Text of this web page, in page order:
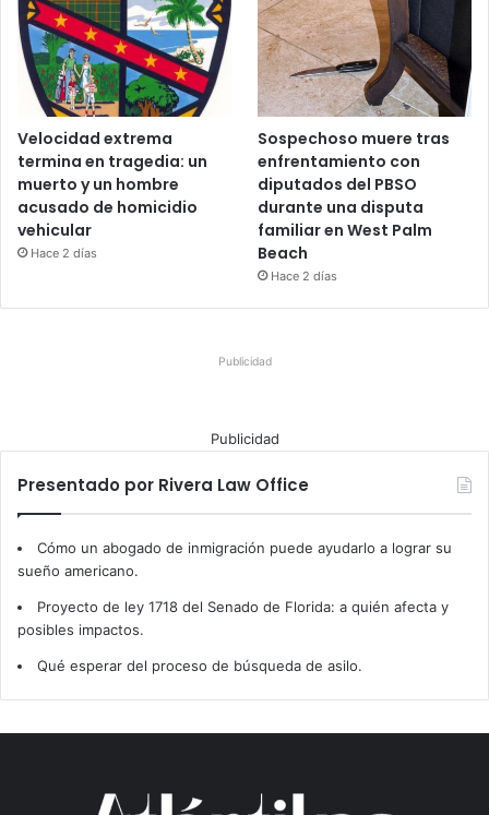
Velocidad extrema
termina en tragedia: un
muerto y un hombre
acusado de homicidio
vehicular
Hace 2 días
Sospechoso muere tras
enfrentamiento con
diputados del PBSO
durante una disputa
familiar en West Palm
Beach
Hace 2 días
Publicidad
Publicidad
Presentado por Rivera Law Office
Cómo un abogado de inmigración puede ayudarlo a lograr su
sueño americano.
Proyecto de ley 1718 del Senado de Florida: a quién afecta y
posibles impactos.
Qué esperar del proceso de búsqueda de asilo.